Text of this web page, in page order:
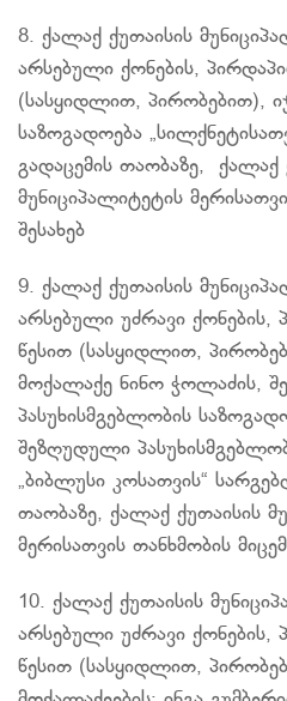
8. ქალაქ ქუთაისის
არსებული ქონების,
(სასყიდლით, პირობებით),
საზოგადოება „
გადაცემის თაობაზე, ქალაქ
მუნიციპალიტეტის
შესახებ
9. ქალაქ ქუთაისის
არსებული უძრავი ქონების,
წესით (სასყიდლით,
მოქალაქე ნინო ჭოლაძის,
პასუხისმგებლობის
შეზღუდული
„ბიბლუსი კოსათვის“
თაობაზე, ქალაქ ქუთაისის
მერისათვის თანხმობის
10. ქალაქ ქუთაისის
არსებული უძრავი ქონების,
წესით (სასყიდლით,